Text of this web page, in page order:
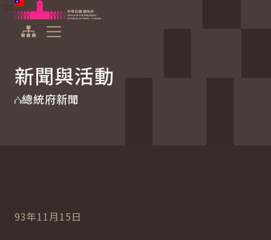
跳到主要內容
中華民國總統府
新聞與活動
總統府新聞
93年11月15日